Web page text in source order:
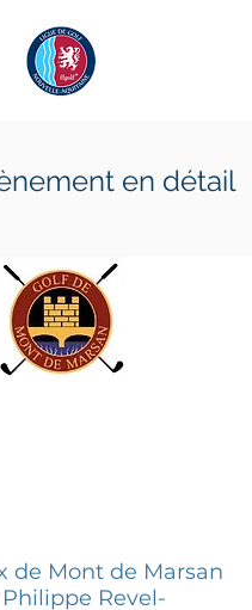
en détail
de Mont de Marsan
Revel-